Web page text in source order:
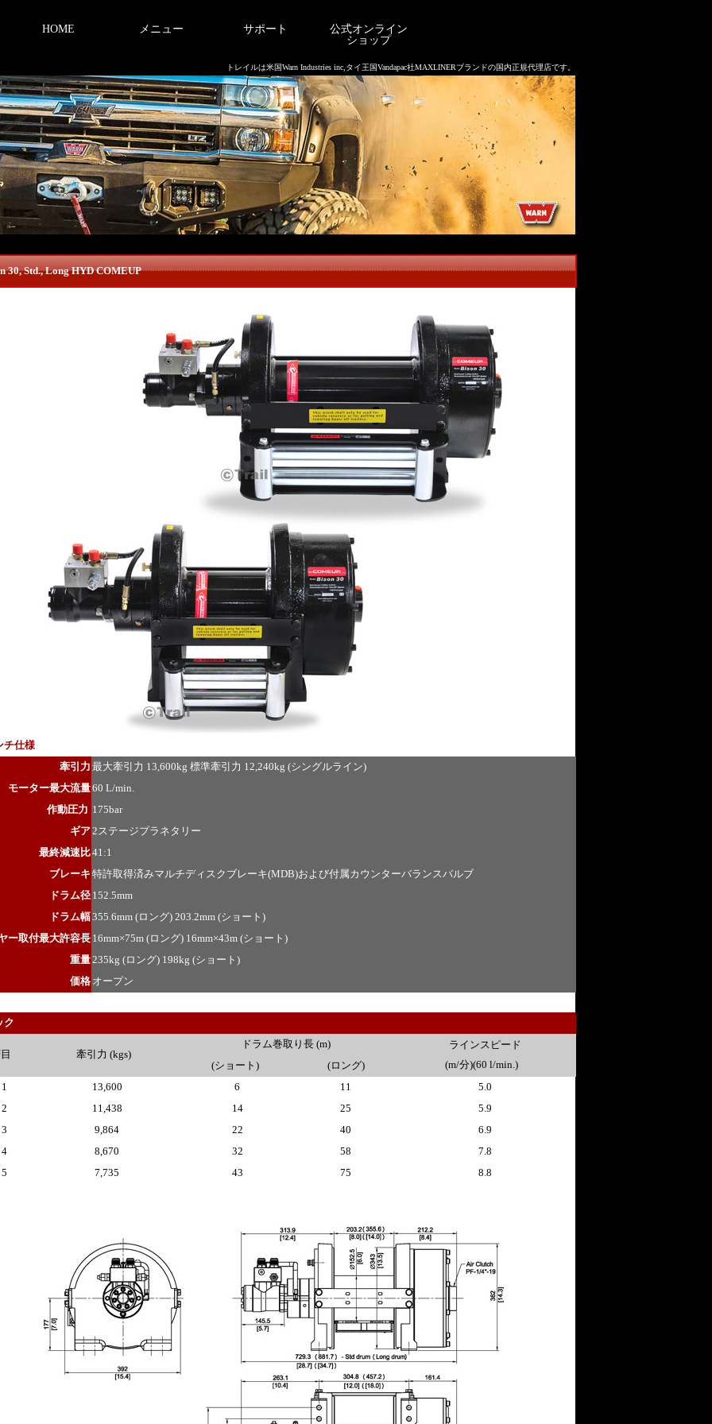
トレイルは米国Warn Industries inc,タイ王国Vandapac社MAXLINERブランドの国内正規代理店です。
HOME メニュー サポート
公式オンライン
ショップ
30, Std., Long HYD COMEUP
チ仕様
牽引力 最大牽引力 13,600kg 標準牽引力 12,240kg (シングルライン)
モーター最大流量60 L/min.
作動圧力 175bar
ギア2ステージプラネタリー
最終減速比41:1
ブレーキ 特許取得済みマルチディスクブレーキ(MDB)および付属カウンターバランスバルブ
ドラム径 152.5mm
ドラム幅355.6mm (ロング) 203.2mm (ショート)
ー取付最大許容長 16mm×75m (ロング) 16mm×43m (ショート)
重量235kg (ロング) 198kg (ショート)
価格 オープン
ク
目 牽引力 (kgs)
ドラム巻取り長 (m)
ラインスピード
(m/分)(60 l/min.)
(ショート)
(ロング)
1
13,600 6 11
5.0
2
11,438 14 25
5.9
3
9,864 22 40
6.9
4
8,670 32 58
7.8
5
7,735 43 75 8.8